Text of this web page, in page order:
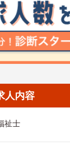
人内容
祉士